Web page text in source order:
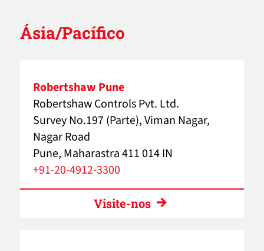
Ásia/Pacífico
Robertshaw Pune
Robertshaw Controls Pvt. Ltd.
Survey No.197 (Parte), Viman Nagar,
Nagar Road
Pune, Maharastra 411 014 IN
+91-20-4912-3300
Visite-nos